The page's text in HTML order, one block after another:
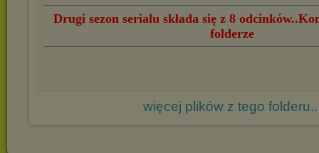
Drugi sezon serialu składa się z 8
folderze
więcej plików z tego